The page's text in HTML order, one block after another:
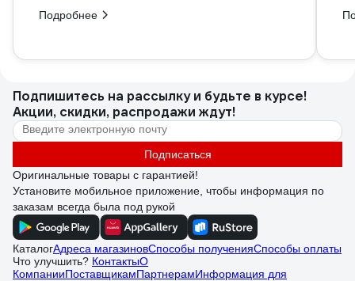
Подробнее
Подпишитесь на рассылкуи будьте в курсе!
Акции, скидки, распродажи ждут!
Подписаться
Оригинальные товары с гарантией!
Установите мобильное приложение, чтобы информация по
заказам всегда была под рукой
КаталогАдреса магазиновСпособы полученияСпособы оплаты
Что улучшить? КонтактыО
КомпанииПоставщикамПартнерамИнформация для